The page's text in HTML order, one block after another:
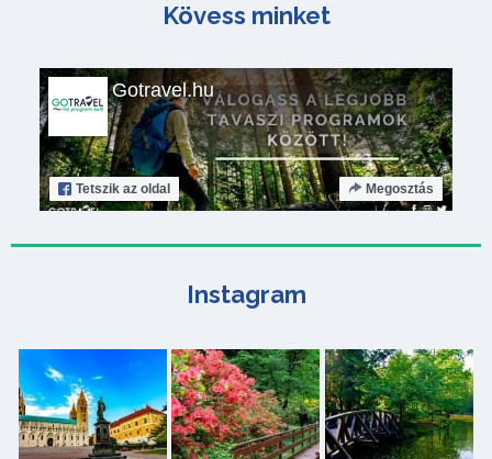
Kövess minket
Gotravel.hu
Tetszik az oldal Megosztás
Instagram